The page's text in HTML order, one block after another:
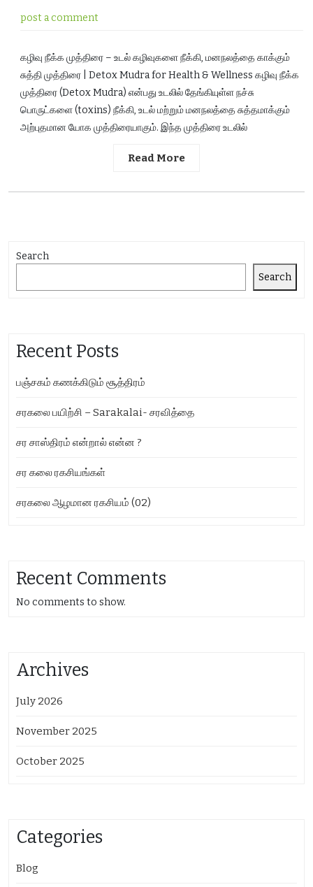
post a comment
கழிவு நீக்க முத்திரை – உடல் கழிவுகளை நீக்கி, மனநலத்தை காக்கும்
சுத்தி முத்திரை | Detox Mudra for Health & Wellness கழிவு நீக்க
முத்திரை (Detox Mudra) என்பது உடலில் தேங்கியுள்ள நச்சு
பொருட்களை (toxins) நீக்கி, உடல் மற்றும் மனநலத்தை சுத்தமாக்கும்
அற்புதமான யோக முத்திரையாகும். இந்த முத்திரை உடலில்
Read More
Search
Search
Recent Posts
பஞ்சகம் கணக்கிடும் சூத்திரம்
சரகலை பயிற்சி – Sarakalai- சரவித்தை
சர சாஸ்திரம் என்றால் என்ன ?
சர கலை ரகசியங்கள்
சரகலை ஆழமான ரகசியம் (02)
Recent Comments
No comments to show.
Archives
July 2026
November 2025
October 2025
Categories
Blog